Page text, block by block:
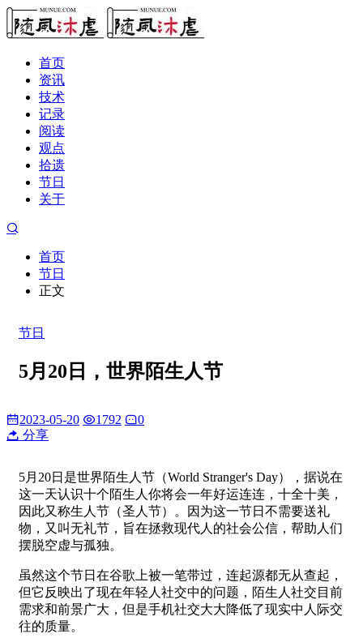
首页
资讯
技术
记录
阅读
观点
拾遗
节日
关于
首页
节日
正文
节日
5月20日，世界陌生人节
2023-05-20 1792
0
分享
5月20日是世界陌生人节（World Stranger's Day），据说在
这一天认识十个陌生人你将会一年好运连连，十全十美，
因此又称生人节（圣人节）。因为这一节日不需要送礼
物，又叫无礼节，旨在拯救现代人的社会公信，帮助人们
摆脱空虚与孤独。
虽然这个节日在谷歌上被一笔带过，连起源都无从查起，
但它反映出了现在年轻人社交中的问题，陌生人社交目前
需求和前景广大，但是手机社交大大降低了现实中人际交
往的质量。